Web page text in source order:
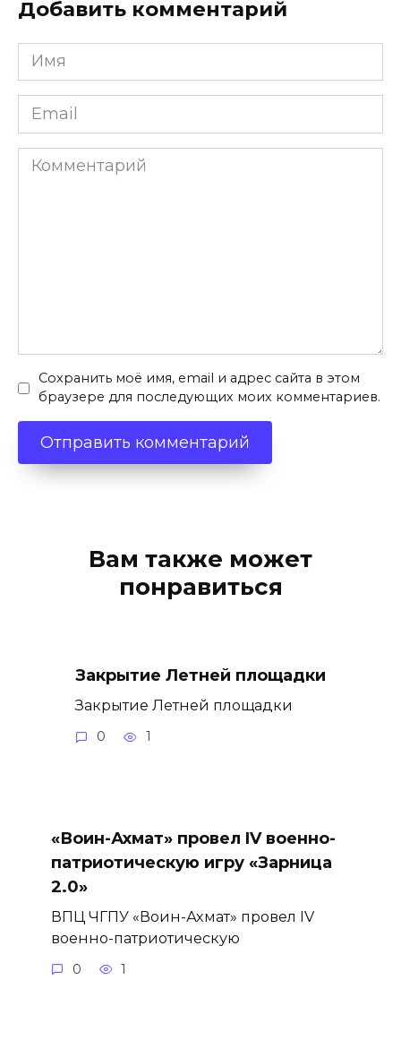
Добавить комментарий
Имя
*
Email
*
Комментарий
Сохранить моё имя, email и адрес сайта в этом
браузере для последующих моих комментариев.
Вам также может
понравиться
Закрытие Летней площадки
Закрытие Летней площадки
0 1
«Воин-Ахмат» провел IV военно-
патриотическую игру «Зарница
2.0»
ВПЦ ЧГПУ «Воин-Ахмат» провел IV
военно-патриотическую
0 1